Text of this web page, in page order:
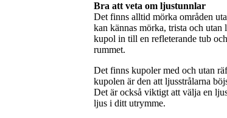
Bra att veta om ljustunnlar
Det finns alltid mörka områden
kan kännas mörka, trista och
kupol in till en refleterande tub
rummet.
Det finns kupoler med och utan
kupolen är den att ljusstrålarna
Det är också viktigt att välja en
ljus i ditt utrymme.